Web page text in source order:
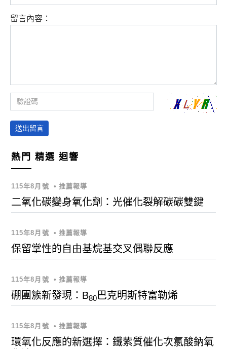
留言內容：
送出留言
熱門 精選 迴響
115年8月號 • 推薦報導
二氧化碳變身氧化劑：光催化裂解碳碳雙鍵
115年8月號 • 推薦報導
保留掌性的自由基烷基交叉偶聯反應
115年8月號 • 推薦報導
硼團簇新發現：B80巴克明斯特富勒烯
115年8月號 • 推薦報導
環氧化反應的新選擇：鐵紫質催化次氯酸鈉氧